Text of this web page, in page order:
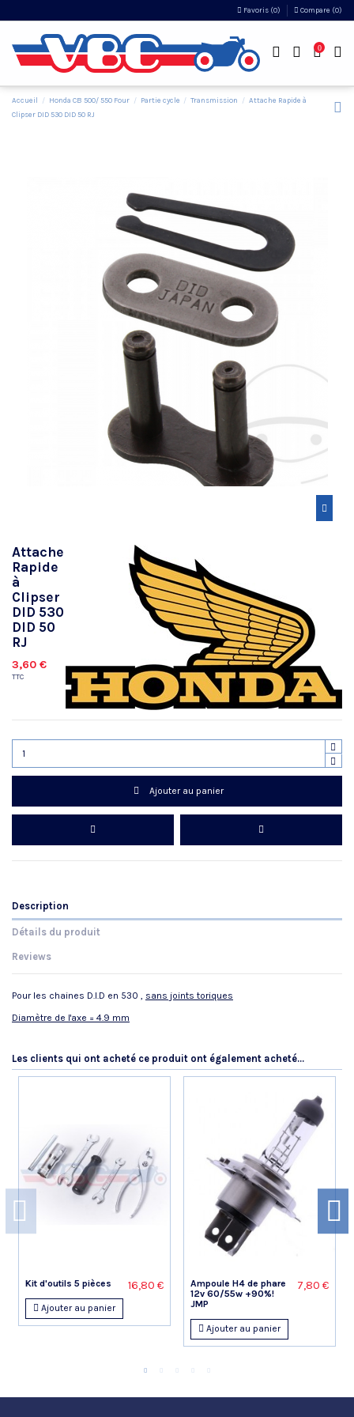
Favoris (0) Compare (0)
0
Accueil Honda CB 500/ 550 Four Partie cycle Transmission
Attache Rapide à
Clipser DID 530 DID 50 RJ
Attache
Rapide
à
Clipser
DID 530
DID 50
RJ
3,60 €
TTC
Ajouter au panier
Description
Détails du produit
Reviews
Pour les chaines D.I.D en 530 , sans joints toriques
Diamètre de l'axe = 4.9 mm
Les clients qui ont acheté ce produit ont également acheté...
Kit d'outils 5 pièces 16,80 €
Ajouter au panier
Ampoule H4 de phare
12v 60/55w +90%!
JMP
7,80 €
Ajouter au panier